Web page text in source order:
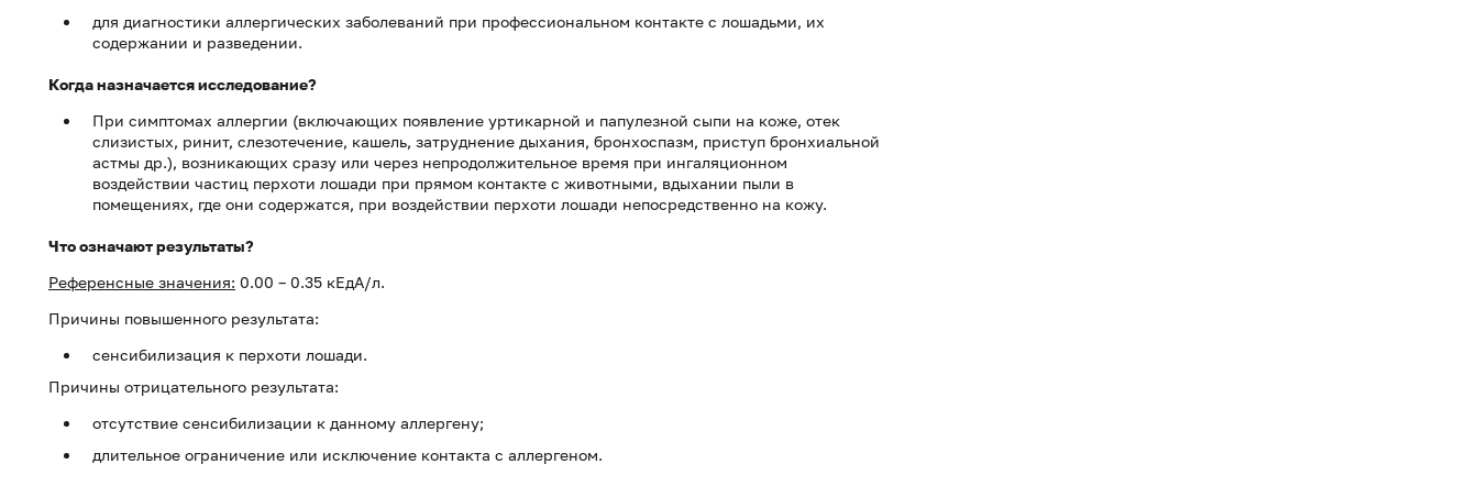
для диагностики аллергических заболеваний при профессиональном контакте с лошадьми, их
содержании и разведении.
Когда назначается исследование?
При симптомах аллергии (включающих появление уртикарной и папулезной сыпи на коже, отек
слизистых, ринит, слезотечение, кашель, затруднение дыхания, бронхоспазм, приступ бронхиальной
астмы др.), возникающих сразу или через непродолжительное время при ингаляционном
воздействии частиц перхоти лошади при прямом контакте с животными, вдыхании пыли в
помещениях, где они содержатся, при воздействии перхоти лошади непосредственно на кожу.
Что означают результаты?
Референсные значения: 0.00 – 0.35 кЕдА/л.
Причины повышенного результата:
сенсибилизация к перхоти лошади.
Причины отрицательного результата:
отсутствие сенсибилизации к данному аллергену;
длительное ограничение или исключение контакта с аллергеном.